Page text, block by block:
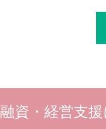
融資・経営支